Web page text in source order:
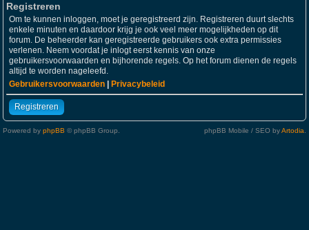
Registreren
Om te kunnen inloggen, moet je geregistreerd zijn. Registreren duurt slechts
enkele minuten en daardoor krijg je ook veel meer mogelijkheden op dit
forum. De beheerder kan geregistreerde gebruikers ook extra permissies
verlenen. Neem voordat je inlogt eerst kennis van onze
gebruikersvoorwaarden en bijhorende regels. Op het forum dienen de regels
altijd te worden nageleefd.
Gebruikersvoorwaarden
Privacybeleid
Registreren
Powered by phpBB © phpBB Group. phpBB Mobile / SEO byArtodia